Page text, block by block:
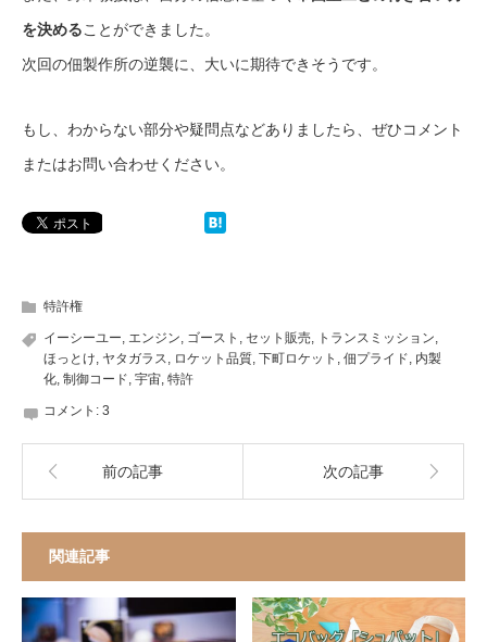
を決めることができました。
次回の佃製作所の逆襲に、大いに期待できそうです。
もし、わからない部分や疑問点などありましたら、ぜひコメント
またはお問い合わせください。
特許権
イーシーユー, エンジン, ゴースト , セット販売, トランスミッション,
ほっとけ, ヤタガラス, ロケット品質, 下町ロケット , 佃プライド, 内製
化, 制御コード, 宇宙, 特許
コメント: 3
前の記事 次の記事
関連記事